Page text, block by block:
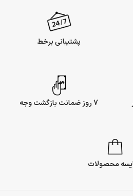
پشتیبانی برخط
7 روز ضمانت بازگشت وجه
محصولات